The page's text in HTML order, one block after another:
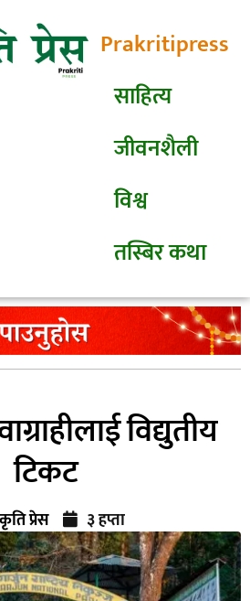
Prakritipress
साहित्य
जीवनशैली
विश्व
तस्बिर कथा
विद्युतीय
टिकट
प्रेस ३ हप्ता